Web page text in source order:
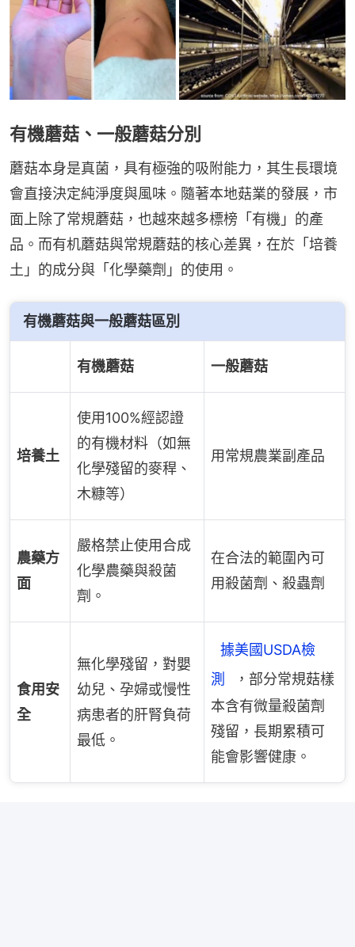
有機蘑菇、一般蘑菇分別
蘑菇本身是真菌，具有極強的吸附能力，其生長環境
會直接決定純淨度與風味。隨著本地菇業的發展，市
面上除了常規蘑菇，也越來越多標榜「有機」的產
品。而有机蘑菇與常規蘑菇的核心差異，在於「培養
土」的成分與「化學藥劑」的使用。
有機蘑菇與一般蘑菇區別
有機蘑菇 一般蘑菇
培養土
使用100%經認證
的有機材料（如無
化學殘留的麥稈、
木糠等）
用常規農業副產品
農藥方
面
嚴格禁止使用合成
化學農藥與殺菌
劑。
在合法的範圍內可
用殺菌劑、殺蟲劑
食用安
全
無化學殘留，對嬰
幼兒、孕婦或慢性
病患者的肝腎負荷
最低。
據美國USDA檢
測
，部分常規菇樣
本含有微量殺菌劑
殘留，長期累積可
能會影響健康。